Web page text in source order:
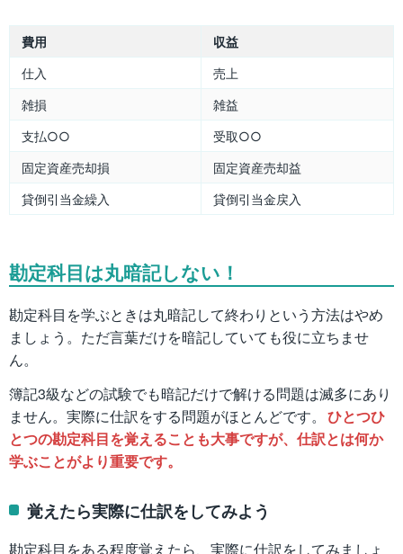
費用
収益
仕入
売上
雑損
雑益
支払○○
受取○○
固定資産売却損
固定資産売却益
貸倒引当金繰入
貸倒引当金戻入
勘定科目は丸暗記しない！
勘定科目を学ぶときは丸暗記して終わりという方法はやめ
ましょう。ただ言葉だけを暗記していても役に立ちませ
ん。
簿記3級などの試験でも暗記だけで解ける問題は滅多にあり
ません。実際に仕訳をする問題がほとんどです。 ひとつひ
とつの勘定科目を覚えることも大事ですが、仕訳とは何か
学ぶことがより重要です。
覚えたら実際に仕訳をしてみよう
勘定科目をある程度覚えたら、実際に仕訳をしてみましょ